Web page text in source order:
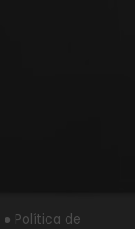
● Política de